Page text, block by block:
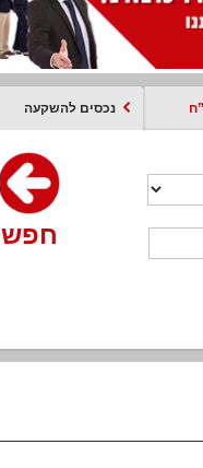
נכסים להשקעה
חפש
חפש
חפש
חפש חפש חפש
חפש